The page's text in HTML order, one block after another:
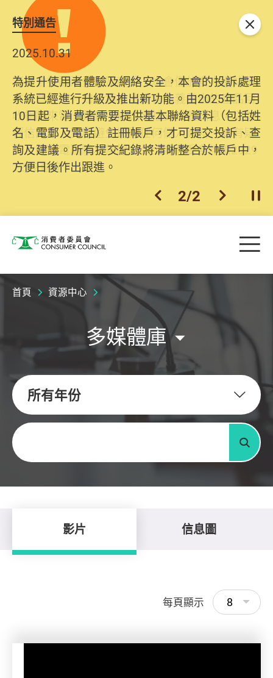
特別通告
2025.10.31
為提升使用者體驗及網絡安全，本會的投訴處理
系統已經進行升級及推出新功能。由2025年11月
10日起，消費者需要提供基本聯絡資料（包括姓
名、電郵及電話）註冊帳戶，才可提交投訴、查
詢及建議。所有提交紀錄將清晰整合於帳戶中，
方便日後作出跟進。
上一個
2/2 下一個開
關閉
消費者委員會 目
首頁 資源中心
多媒體庫
所有年份
關鍵字
搜尋
影片 信息圖
每頁顯示 8